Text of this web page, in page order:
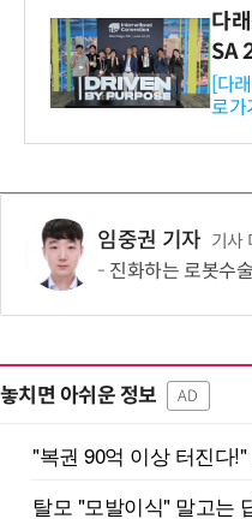
다
SA
와
-바
보
[다
로가
임중권 기자 기사
진화하는 로봇수
놓치면 아쉬운 정보 AD